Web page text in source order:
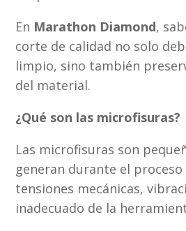
En Marathon Diamond,
corte de calidad no solo
limpio, sino también
del material.
¿Qué son las microfisuras?
Las microfisuras son
generan durante el
tensiones mecánicas,
inadecuado de la